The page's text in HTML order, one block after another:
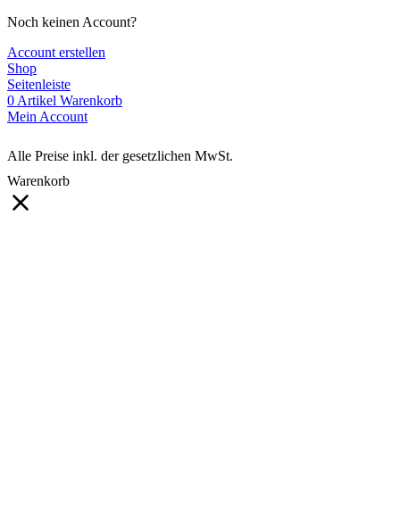
Noch keinen Account?
Account erstellen
Shop
Seitenleiste
0 Artikel Warenkorb
Mein Account
Alle Preise inkl. der gesetzlichen MwSt.
Warenkorb